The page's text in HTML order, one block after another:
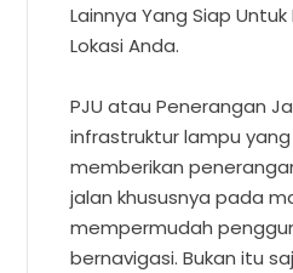
Lainnya Yang Siap
Lokasi Anda.
PJU atau Penerangan
infrastruktur lampu
memberikan
jalan khususnya pada
mempermudah
bernavigasi. Bukan itu